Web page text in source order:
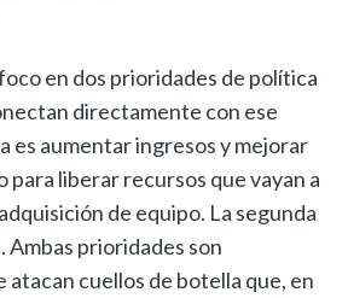
en dos prioridades de política
directamente con ese
es aumentar ingresos y mejorar
para liberar recursos que vayan a
de equipo. La segunda
Ambas prioridades son
cuellos de botella que, en